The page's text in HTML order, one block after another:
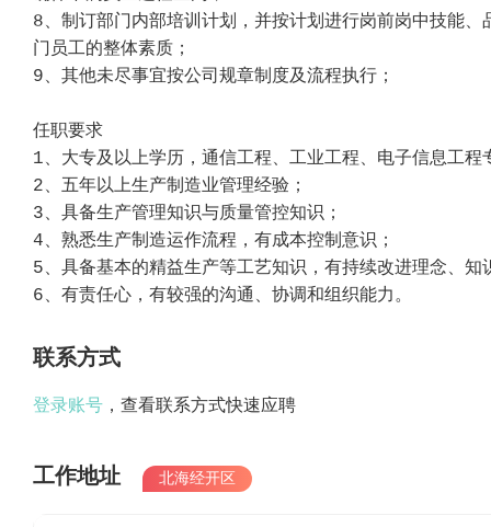
8、制订部门内部培训计划，并按计划进行岗前岗中技能
门员工的整体素质；
9、其他未尽事宜按公司规章制度及流程执行；
任职要求
1、大专及以上学历，通信工程、工业工程、电子信息工程
2、五年以上生产制造业管理经验；
3、具备生产管理知识与质量管控知识；
4、熟悉生产制造运作流程，有成本控制意识；
5、具备基本的精益生产等工艺知识，有持续改进理念、知
6、有责任心，有较强的沟通、协调和组织能力。
联系方式
登录账号 ，查看联系方式快速应聘
工作地址 北海经开区